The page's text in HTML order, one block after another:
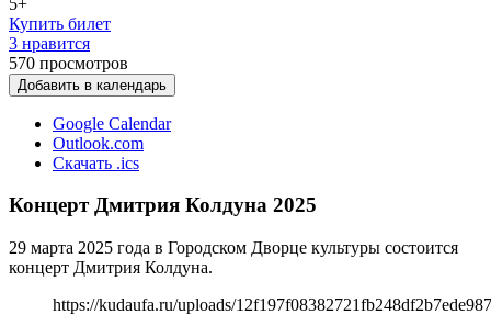
Купить билет
3 нравится
570 просмотров
Добавить в календарь
Google Calendar
Outlook.com
Скачать .ics
Концерт Дмитрия Колдуна 2025
29 марта 2025 года в Городском Дворце культуры состоится
концерт Дмитрия Колдуна.
https://kudaufa.ru/uploads/